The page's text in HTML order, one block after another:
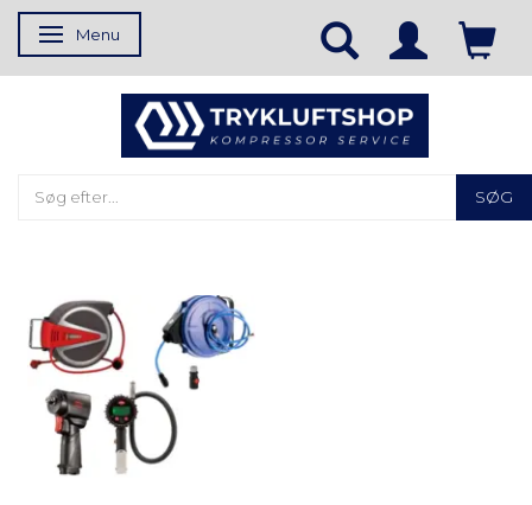
Skifte navigation
Menu
SØG